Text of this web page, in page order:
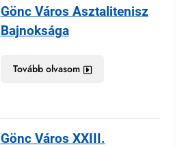
Gönc Város Asztalitenisz
Bajnoksága
Tovább olvasom
Gönc Város XXIII.